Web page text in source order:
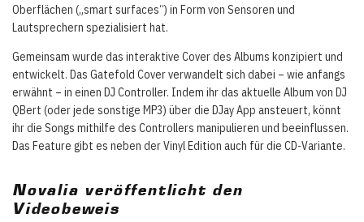
Oberflächen („smart surfaces“) in Form von Sensoren und
Lautsprechern spezialisiert hat.
Gemeinsam wurde das interaktive Cover des Albums konzipiert und
entwickelt. Das Gatefold Cover verwandelt sich dabei – wie anfangs
erwähnt – in einen DJ Controller. Indem ihr das aktuelle Album von DJ
QBert (oder jede sonstige MP3) über die DJay App ansteuert, könnt
ihr die Songs mithilfe des Controllers manipulieren und beeinflussen.
Das Feature gibt es neben der Vinyl Edition auch für die CD-Variante.
Novalia veröffentlicht den
Videobeweis